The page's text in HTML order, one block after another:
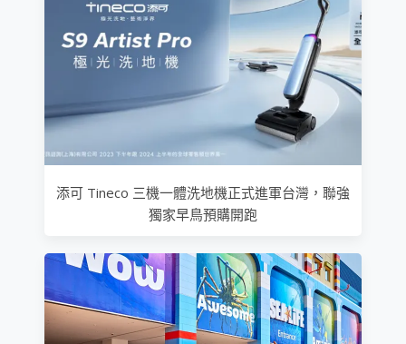
添可 Tineco 三機一體洗地機正式進軍台灣，聯強
獨家早鳥預購開跑